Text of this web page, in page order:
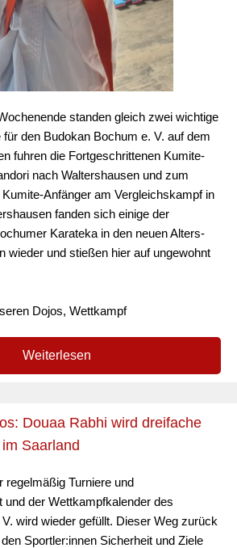
standen gleich zwei wichtige
den Budokan Bochum e. V. auf dem
fuhren die Fortgeschrittenen Kumite-
nach Waltershausen und zum
Anfänger am Vergleichskampf in
fanden sich einige der
Karateka in den neuen Alters-
wieder und stießen hier auf ungewohnt
Dojos, Wettkampf
Weiterlesen
Douaa Rabhi wird dreifache
Saarland
regelmäßig Turniere und
und der Wettkampfkalender des
wird wieder gefüllt. Dieser Weg zurück
Sportler:innen Sicherheit und Ziele